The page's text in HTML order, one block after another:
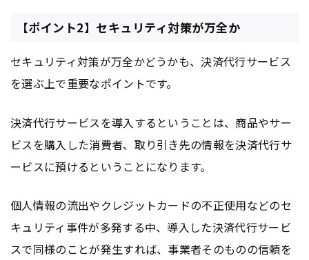
【ポイント2】セキュリティ対策が万全か
セキュリティ対策が万全かどうかも、決済代行サービス
を選ぶ上で重要なポイントです。
決済代行サービスを導入するということは、商品やサー
ビスを購入した消費者、取り引き先の情報を決済代行サ
ービスに預けるということになります。
個人情報の流出やクレジットカードの不正使用などのセ
キュリティ事件が多発する中、導入した決済代行サービ
スで同様のことが発生すれば、事業者そのものの信頼を